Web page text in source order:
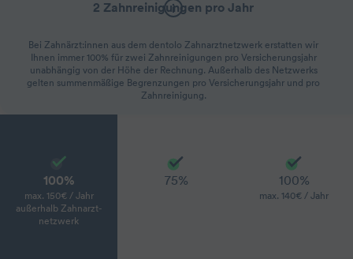
2 Zahnreinigungen pro Jahr
Bei Zahnärzt:innen aus dem dentolo Zahnarztnetzwerk erstatten wir
Ihnen immer 100% für zwei Zahnreinigungen pro Versicherungsjahr
unabhängig von der Höhe der Rechnung. Außerhalb des Netzwerks
gelten summenmäßige Begrenzungen pro Versicherungsjahr und pro
Zahnreinigung.
100%
max. 150€ / Jahr
außerhalb Zahnarzt­
netzwerk
75% 100%
max. 140€ / Jahr